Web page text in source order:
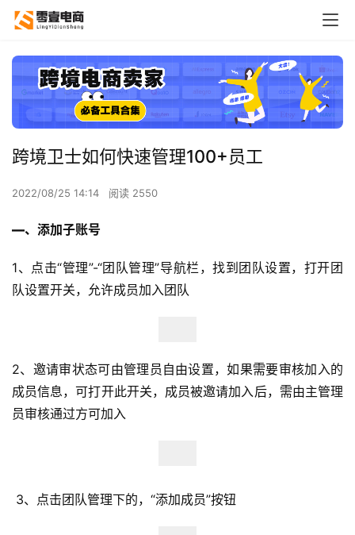
跨境卫士如何快速管理100+员工
2022/08/25 14:14 阅读 2550
—、 添加子账号
1、点击“管理”-“团队管理”导航栏，找到团队设置，打开团
队设置开关，允许成员加入团队
2、邀请审状态可由管理员自由设置，如果需要审核加入的
成员信息，可打开此开关，成员被邀请加入后，需由主管理
员审核通过方可加入
3、点击团队管理下的，“添加成员”按钮